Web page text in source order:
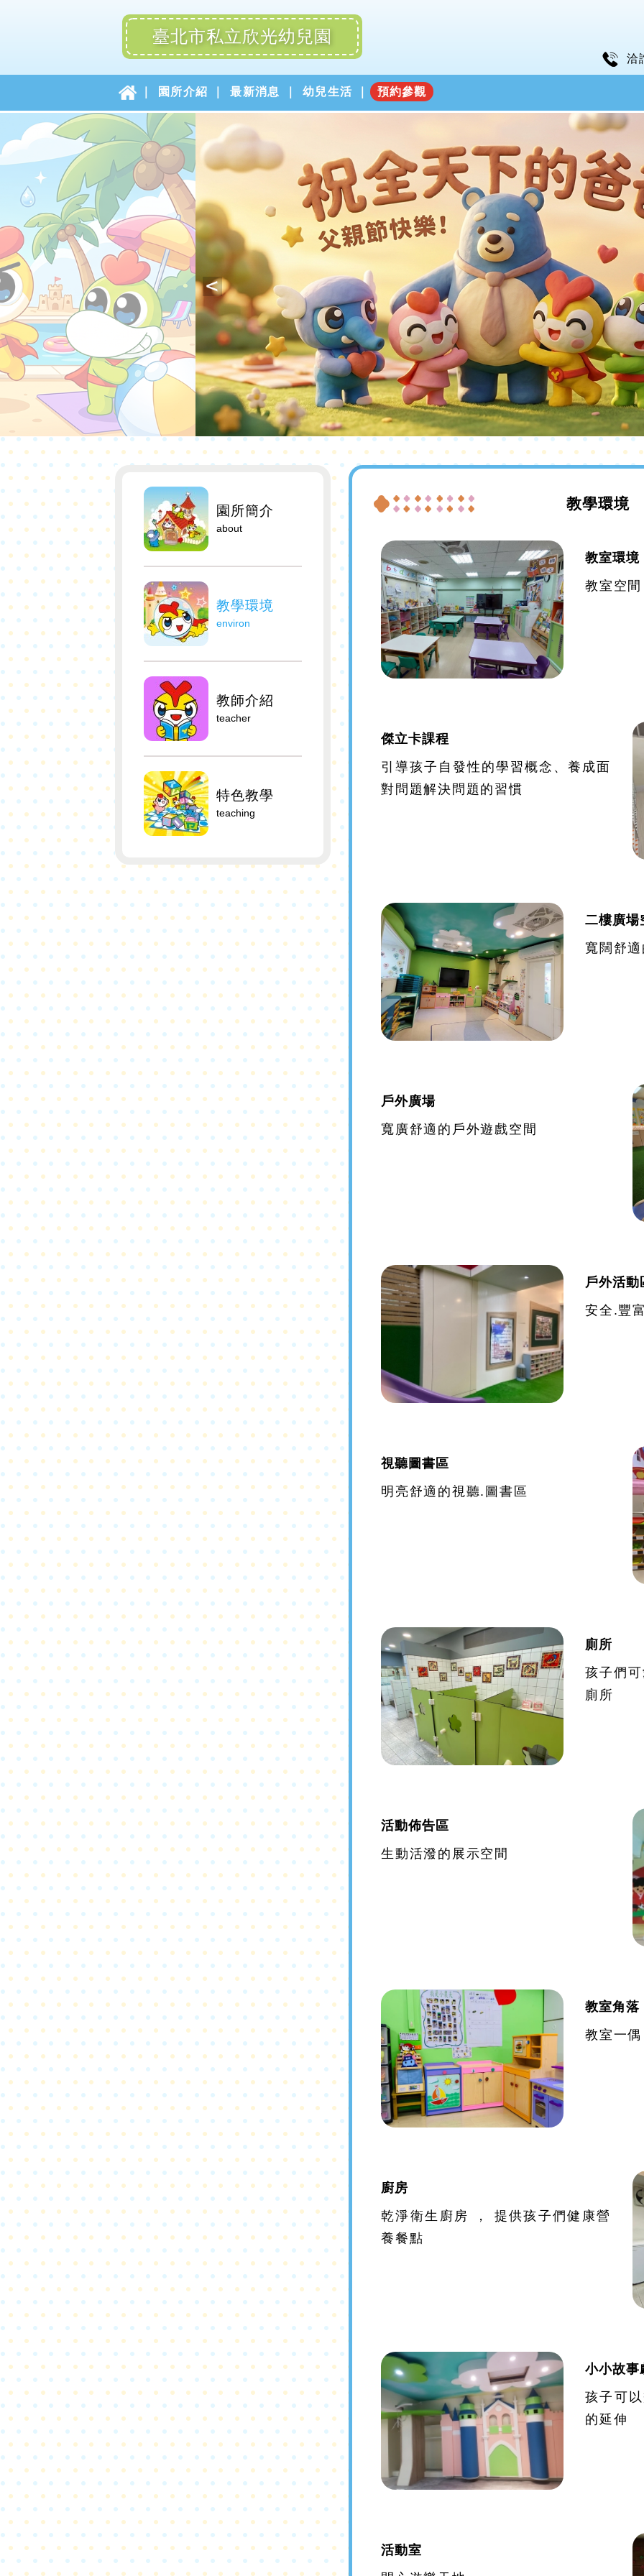
臺北市私立欣光幼兒園
洽
園所介紹 最新消息 幼兒生活 預約參觀
園所簡介
about
教學環境
environ
教師介紹
teacher
特色教學
teaching
教學環境
教室環境
教室空間
傑立卡課程
引導孩子自發性的學習概念、養成面
對問題解決問題的習慣
二樓廣場
寬闊舒
戶外廣場
寬廣舒適的戶外遊戲空間
戶外活動
安全.豐
視聽圖書區
明亮舒適的視聽.圖書區
廁所
孩子們
廁所
活動佈告區
生動活潑的展示空間
教室角落
教室一偶
廚房
乾淨衛生廚房 ， 提供孩子們健康營
養餐點
小小故事
孩子可
的延伸
活動室